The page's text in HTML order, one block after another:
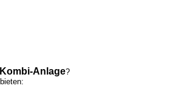
Kombi-Anlage?